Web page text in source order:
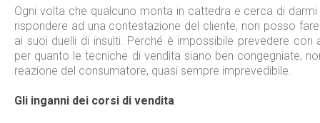
Ogni volta che qualcuno monta in cattedra e cerca di
rispondere ad una contestazione del cliente, non posso
ai suoi duelli di insulti. Perché è impossibile prevedere
per quanto le tecniche di vendita siano ben congegniate,
reazione del consumatore, quasi sempre imprevedibile.
Gli inganni dei corsi di vendita